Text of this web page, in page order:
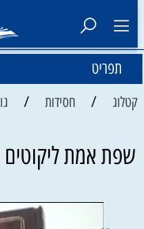
תפריט
קטלוג / חסידות /
שפת אמת ליקוטים 2 כרכים | אור עציון